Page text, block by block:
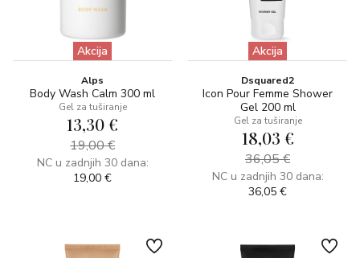
Akcija
Alps
Body Wash Calm 300 ml
Gel za tuširanje
13,30 €
19,00 €
NC u zadnjih 30 dana:
19,00 €
Akcija
Dsquared2
Icon Pour Femme Shower
Gel 200 ml
Gel za tuširanje
18,03 €
36,05 €
NC u zadnjih 30 dana:
36,05 €